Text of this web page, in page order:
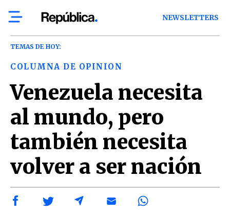
NEWSLETTERS
TEMAS DE HOY:
COLUMNA DE OPINION
Venezuela necesita
al mundo, pero
también necesita
volver a ser nación